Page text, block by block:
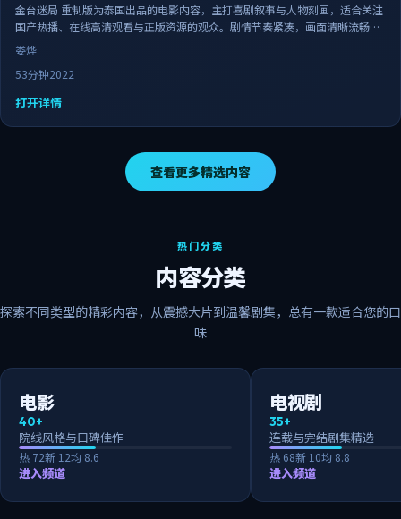
金台迷局 重制版为泰国出品的电影内容，主打喜剧叙事与人物刻画，适合关注
国产热播、在线高清观看与正版资源的观众。剧情节奏紧凑，画面清晰流畅，
可作为日常追剧与家庭观影的备选佳作。
娄烨
53分钟2022
打开详情
查看更多精选内容
热门分类
内容分类
探索不同类型的精彩内容，从震撼大片到温馨剧集，总有一款适合您的口
味
电影
40+
院线风格与口碑佳作
热 72新 12均 8.6
进入频道
电视剧
35+
连载与完结剧集精选
热 68新 10均 8.8
进入频道